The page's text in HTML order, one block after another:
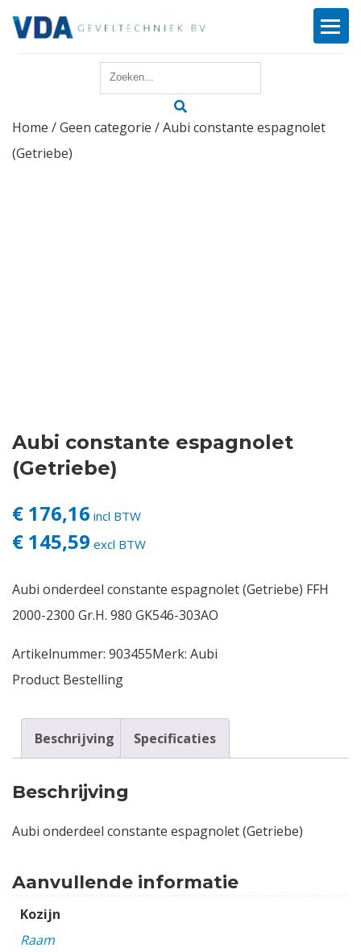
Reparatie
Login
Home /Geen categorie / Aubi constante espagnolet
(Getriebe)
Aubi constante espagnolet
(Getriebe)
€ 176,16 incl BTW
€ 145,59 excl BTW
Aubi onderdeel constante espagnolet (Getriebe) FFH
2000-2300 Gr.H. 980 GK546-303AO
Artikelnummer: 903455Merk: Aubi
Product Bestelling
Beschrijving Specificaties
Beschrijving
Aubi onderdeel constante espagnolet (Getriebe)
Aanvullende informatie
Kozijn
Raam